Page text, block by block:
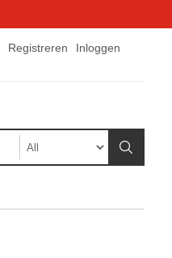
Registreren Inloggen